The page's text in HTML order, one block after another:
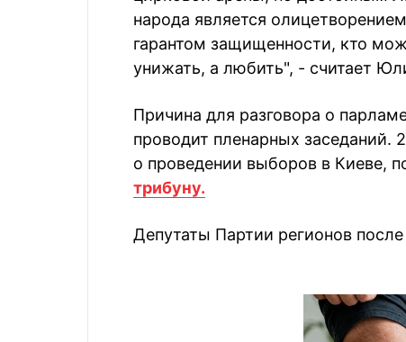
народа является
гарантом защищенности, кто
унижать, а любить", - считает
Причина для разговора о
проводит пленарных заседаний.
о проведении выборов в Киеве,
трибуну.
Депутаты Партии регионов